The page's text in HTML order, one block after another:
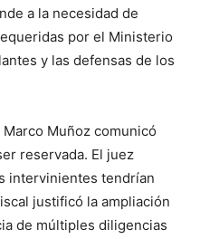
a la necesidad de
por el Ministerio
y las defensas de los
Muñoz comunicó
reservada. El juez
intervinientes tendrían
justificó la ampliación
de múltiples diligencias